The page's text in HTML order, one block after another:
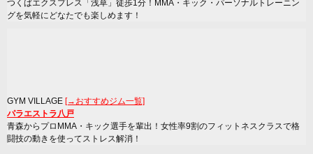
つくばエクスプレス「浅草」徒歩1分！MMA・キック・パーソナルトレーニン
グを気軽にどなたでも楽しめます！
GYM VILLAGE [→おすすめジム一覧]
パラエストラ八戸
青森からプロMMA・キック選手を輩出！女性率9割のフィットネスクラスで格
闘技の動きを使ってストレス解消！